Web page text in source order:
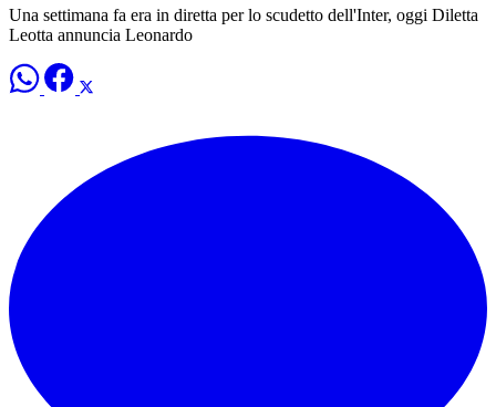
Una settimana fa era in diretta per lo scudetto dell'Inter, oggi Diletta
Leotta annuncia Leonardo